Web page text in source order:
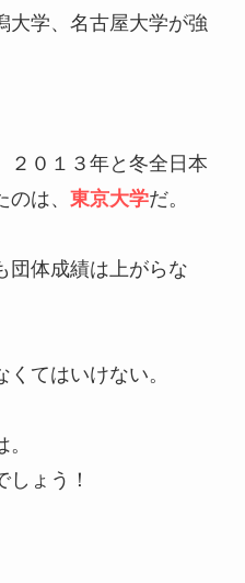
大学、名古屋大学が強
２０１３年と冬全日本
は、 東京大学だ。
団体成績は上がらな
てはいけない。
ょう！